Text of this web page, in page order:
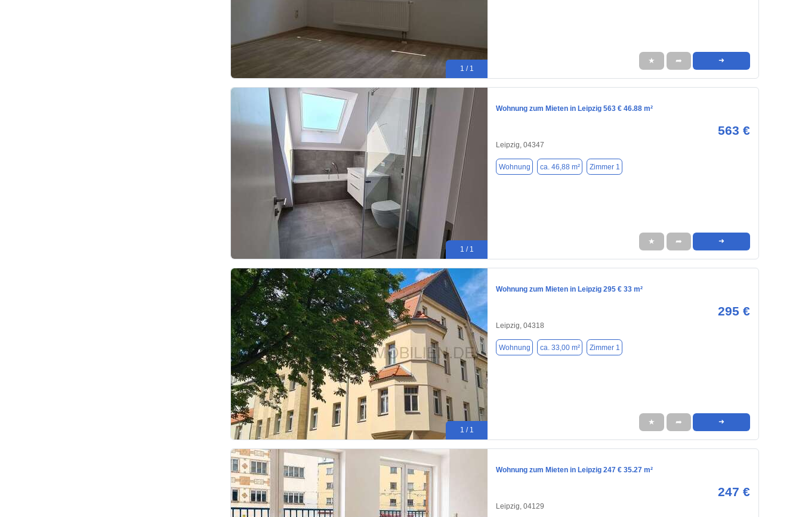
1 / 1
★ ➦ ➜
1 / 1
Wohnung zum Mieten in Leipzig 563 € 46.88 m²
563 €
Leipzig, 04347
Wohnung ca. 46,88 m² Zimmer 1
★ ➦ ➜
1 / 1
Wohnung zum Mieten in Leipzig 295 € 33 m²
295 €
Leipzig, 04318
Wohnung ca. 33,00 m² Zimmer 1
★ ➦ ➜
Wohnung zum Mieten in Leipzig 247 € 35.27 m²
247 €
Leipzig, 04129